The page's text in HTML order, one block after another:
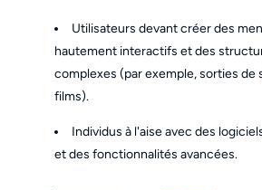
Utilisateurs devant créer des
hautement interactifs et des
complexes (par exemple, sorties de
films).
Individus à l'aise avec des
et des fonctionnalités avancées.